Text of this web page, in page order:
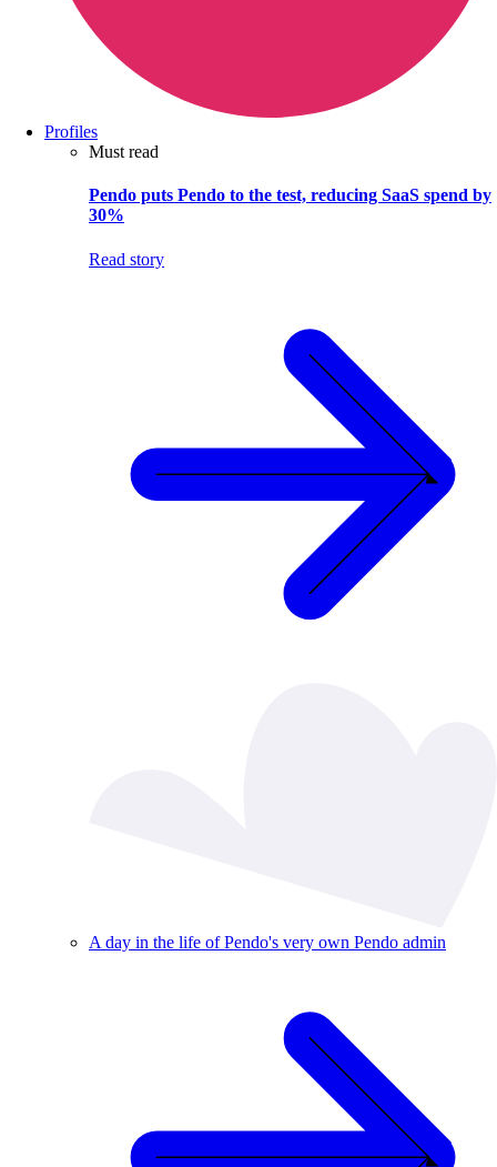
Profiles
Must read
Pendo puts Pendo to the test, reducing SaaS spend by
30%
Read story
A day in the life of Pendo's very own Pendo admin